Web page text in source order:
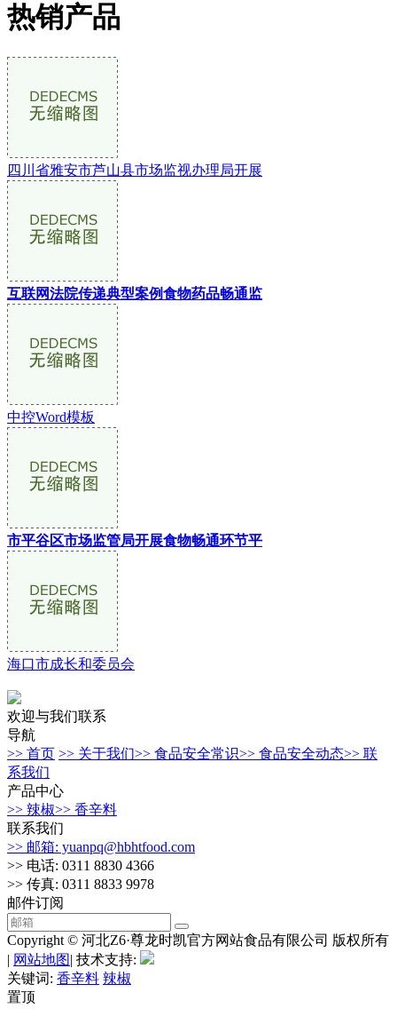
热销产品
四川省雅安市芦山县市场监视办理局开展
互联网法院传递典型案例食物药品畅通监
中控Word模板
市平谷区市场监管局开展食物畅通环节平
海口市成长和委员会
欢迎与我们联系
导航
>> 首页 >> 关于我们>> 食品安全常识>> 食品安全动态>> 联
系我们
产品中心
>> 辣椒>> 香辛料
联系我们
>> 邮箱: yuanpq@hbhtfood.com
>> 电话: 0311 8830 4366
>> 传真: 0311 8833 9978
邮件订阅
Copyright © 河北Z6·尊龙时凯官方网站食品有限公司 版权所有
| 网站地图| 技术支持:
关键词: 香辛料 辣椒
置顶